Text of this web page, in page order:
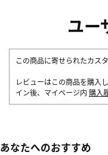
ユー
この商品に寄せられたカス
レビューはこの商品を購入
イン後、マイページ内 購入
あなたへのおすすめ